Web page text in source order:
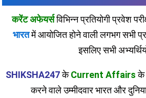
करेंट अफेयर्सविभिन्न प्रतियोगी प्रवेश
भारतमें आयोजित होने वाली लगभग सभी
इसलिए सभी
SHIKSHA247केCurrent Affairsके
करने वाले उम्मीदवार भारत और